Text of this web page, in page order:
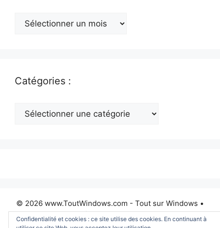
Archives
Catégories :
Catégories
© 2026 www.ToutWindows.com - Tout sur Windows •
Construit avecGeneratePress
Confidentialité et cookies : ce site utilise des cookies. En continuant à